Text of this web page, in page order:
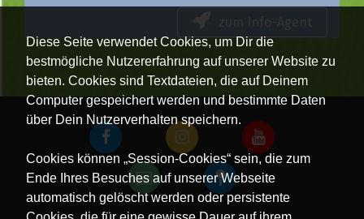
Diese Seite verwendet Cookies, um Dir die
bestmögliche Nutzererfahrung auf unserer Website zu
bieten. Cookies sind Textdateien, die auf Deinem
Computer gespeichert werden und bestimmte Daten
über Dein Nutzerverhalten speichern.
Cookies können „Session-Cookies“ sein, die zum
Ende Ihres Besuches auf unserer Webseite
automatisch gelöscht werden oder persistente